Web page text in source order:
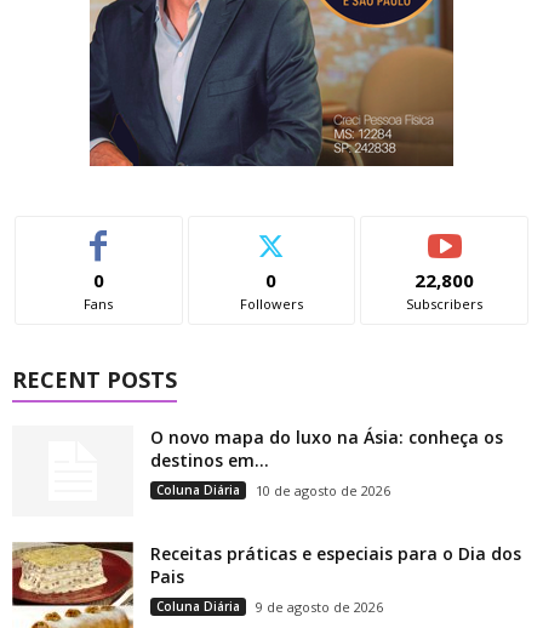
0
Fans
0
Followers
22,800
Subscribers
RECENT POSTS
O novo mapa do luxo na Ásia: conheça os
destinos em...
Coluna Diária 10 de agosto de 2026
Receitas práticas e especiais para o Dia dos
Pais
Coluna Diária 9 de agosto de 2026